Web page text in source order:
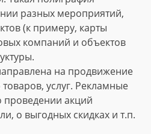
разных мероприятий,
(к примеру, карты
компаний и объектов
на продвижение
услуг. Рекламные
акций
о выгодных скидках и т.п.